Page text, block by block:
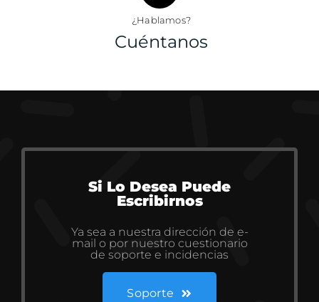
¿Hablamos?
Cuéntanos
Si Lo Desea Puede
Escribirnos
Ya sea a nuestra dirección de e-
mail o por nuestro cuestionario
de soporte e incidencias
Soporte